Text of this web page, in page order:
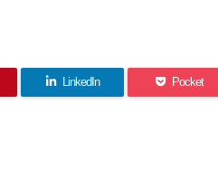
LinkedIn Pocket